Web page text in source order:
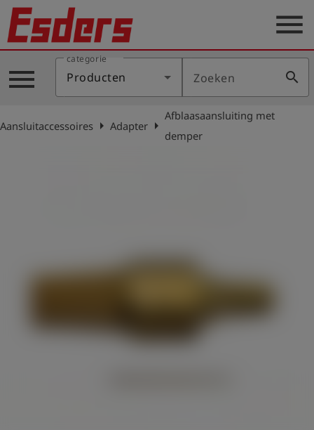
Sectoren
Blog
Producten
shield Registratie
menu
menu
categorie
Producten Zoeken search
Aansluitaccessoires arrow_right Adapterarrow_right
Afblaasaansluiting met
demper